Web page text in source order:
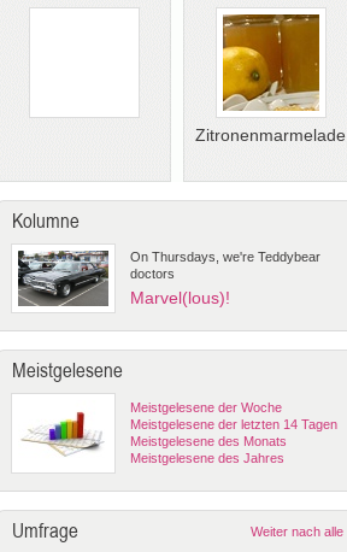
Zitronenmarmelade
Kolumne
On Thursdays, we're Teddybear
doctors
Marvel(lous)!
Meistgelesene
Meistgelesene der Woche
Meistgelesene der letzten 14 Tagen
Meistgelesene des Monats
Meistgelesene des Jahres
Umfrage Weiter nach alle